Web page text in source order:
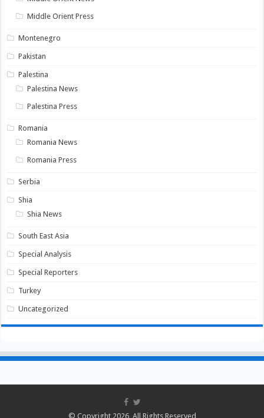
Middle Orient Press
Montenegro
Pakistan
Palestina
Palestina News
Palestina Press
Romania
Romania News
Romania Press
Serbia
Shia
Shia News
South East Asia
Special Analysis
Special Reporters
Turkey
Uncategorized
© Copyright 2026, All Rights Reserved